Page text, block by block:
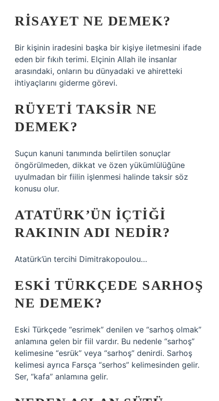
RISAYET NE DEMEK?
Bir kişinin iradesini başka bir kişiye iletmesini ifade
eden bir fıkıh terimi. Elçinin Allah ile insanlar
arasındaki, onların bu dünyadaki ve ahiretteki
ihtiyaçlarını giderme görevi.
RÜYETI TAKSIR NE
DEMEK?
Suçun kanuni tanımında belirtilen sonuçlar
öngörülmeden, dikkat ve özen yükümlülüğüne
uyulmadan bir fiilin işlenmesi halinde taksir söz
konusu olur.
ATATÜRK’ÜN IÇTIĞI
RAKININ ADI NEDIR?
Atatürk’ün tercihi Dimitrakopoulou…
ESKI TÜRKÇEDE SARHOŞ
NE DEMEK?
Eski Türkçede “esrimek” denilen ve “sarhoş olmak”
anlamına gelen bir fiil vardır. Bu nedenle “sarhoş”
kelimesine “esrük” veya “sarhoş” denirdi. Sarhoş
kelimesi ayrıca Farsça “serhos” kelimesinden gelir.
Ser, “kafa” anlamına gelir.